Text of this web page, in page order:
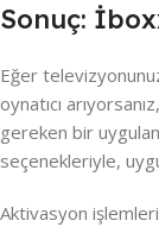
Sonuç:
Eğer
oynatıcı
gereken bir
seçenekleriyle,
Aktivasyon